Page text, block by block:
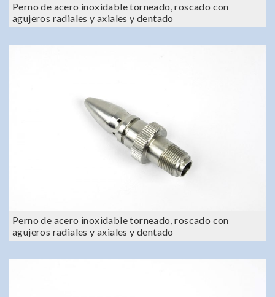
Perno de acero inoxidable torneado, roscado con
agujeros radiales y axiales y dentado
Perno de acero inoxidable torneado, roscado con
agujeros radiales y axiales y dentado